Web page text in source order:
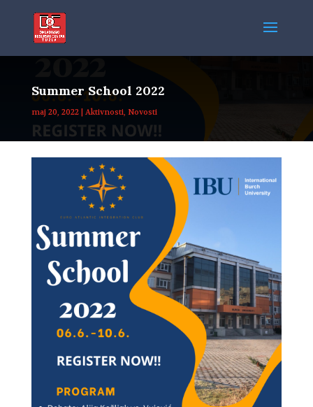
Summer School 2022
maj 20, 2022| Aktivnosti, Novosti